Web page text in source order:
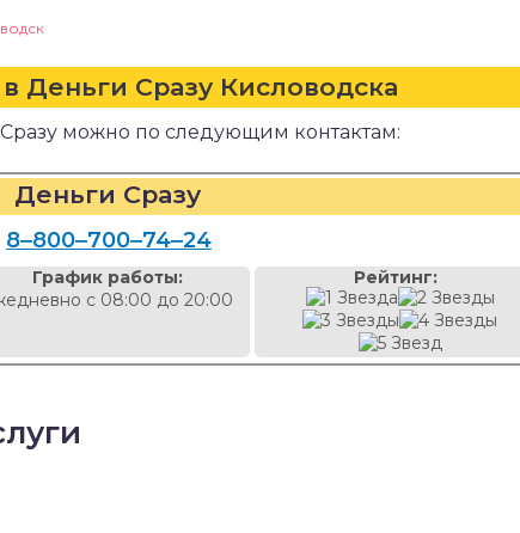
Деньги Сразу Кисловодска
можно по следующим контактам:
Деньги Сразу
8‒800‒700‒74‒24
График работы:
с 08:00 до 20:00
Рейтинг: